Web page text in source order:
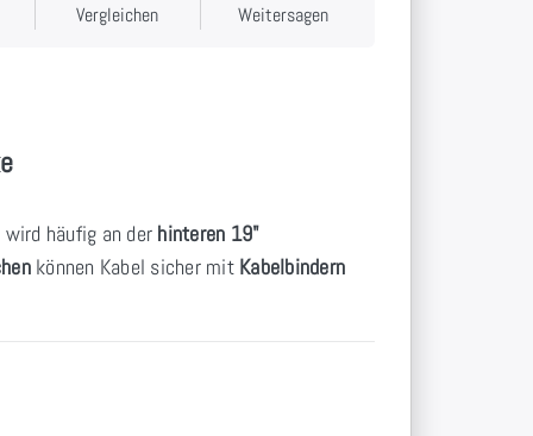
Vergleichen Weitersagen
wird häufig an der hinteren 19"
können Kabel sicher mit Kabelbindern